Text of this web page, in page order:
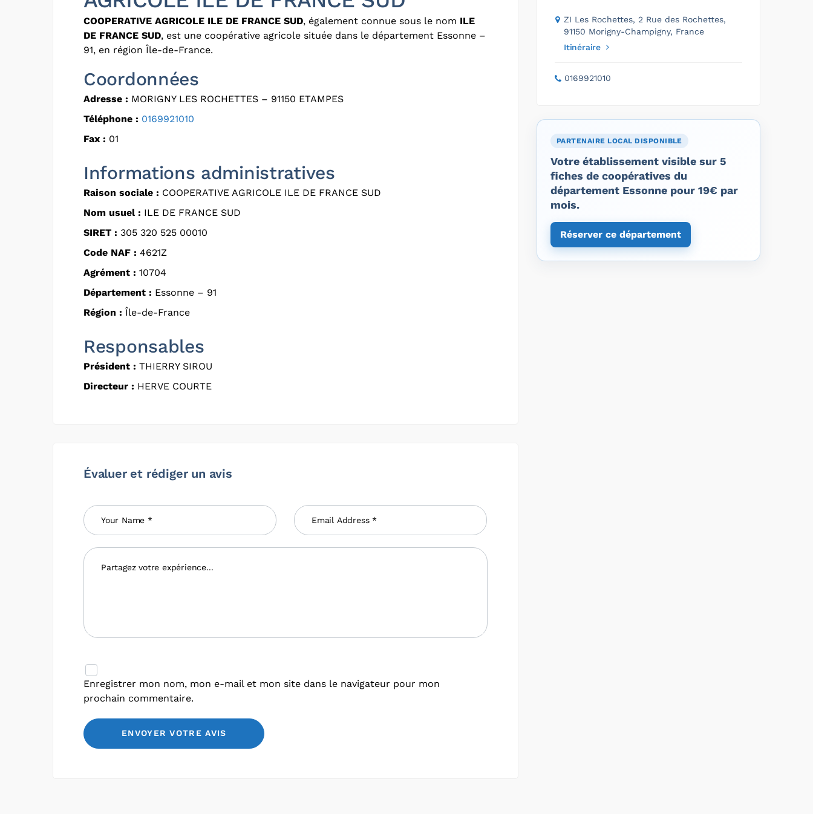
COOPERATIVE AGRICOLE ILE DE FRANCE SUD, également connue sous le nom ILE
DE FRANCE SUD, est une coopérative agricole située dans le département Essonne –
91, en région Île-de-France.
Coordonnées
Adresse : MORIGNY LES ROCHETTES – 91150 ETAMPES
Téléphone : 0169921010
Fax : 01
Informations administratives
Raison sociale : COOPERATIVE AGRICOLE ILE DE FRANCE SUD
Nom usuel : ILE DE FRANCE SUD
SIRET : 305 320 525 00010
Code NAF : 4621Z
Agrément : 10704
Département : Essonne – 91
Région : Île-de-France
Responsables
Président : THIERRY SIROU
Directeur : HERVE COURTE
Évaluer et rédiger un avis
Enregistrer mon nom, mon e-mail et mon site dans le navigateur pour mon
prochain commentaire.
ZI Les Rochettes, 2 Rue des Rochettes,
91150 Morigny-Champigny, France
Itinéraire
0169921010
PARTENAIRE LOCAL DISPONIBLE
Votre établissement visible sur 5
fiches de coopératives du
département Essonne pour 19€ par
mois.
Réserver ce département